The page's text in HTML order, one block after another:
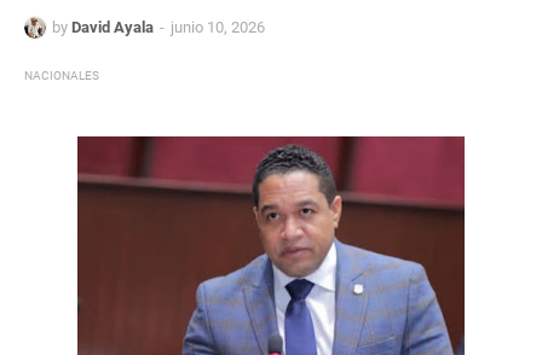
by David Ayala junio 10, 2026
NACIONALES